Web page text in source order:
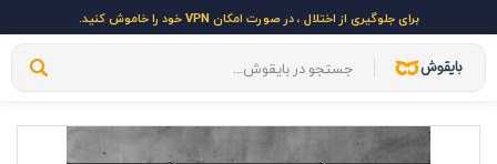
برای جلوگیری از اختلال ، در صورت امکان VPN خود را خاموش کنید.